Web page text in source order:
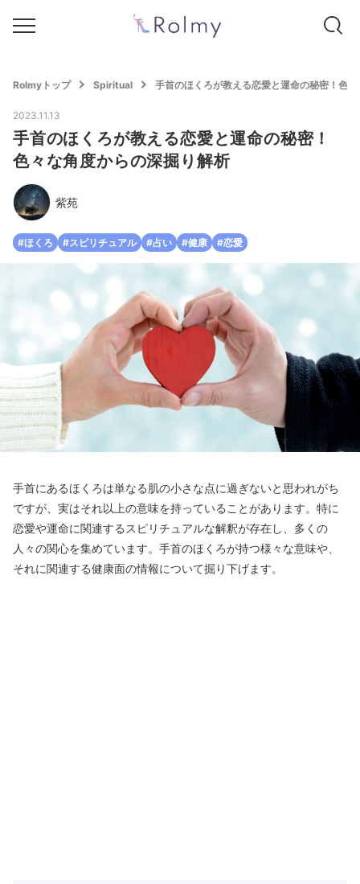
Rolmyトップ Spiritual 手首のほくろが教える恋愛と運命の秘密！色
2023.11.13
手首のほくろが教える恋愛と運命の秘密！
色々な角度からの深掘り解析
紫苑
#ほくろ #スピリチュアル #占い #健康 #恋愛
手首にあるほくろは単なる肌の小さな点に過ぎないと思われがち
ですが、実はそれ以上の意味を持っていることがあります。特に
恋愛や運命に関連するスピリチュアルな解釈が存在し、多くの
人々の関心を集めています。手首のほくろが持つ様々な意味や、
それに関連する健康面の情報について掘り下げます。